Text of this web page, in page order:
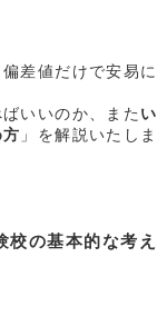
差値だけで安易に
いいのか、また い
」を解説いたしま
校の基本的な考え